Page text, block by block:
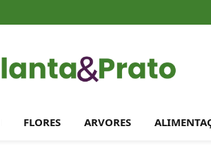
FLORES ARVORES